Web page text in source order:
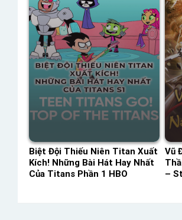
Biệt Đội Thiếu Niên Titan Xuất
Kích! Những Bài Hát Hay Nhất
Của Titans Phần 1 HBO
Vũ
–